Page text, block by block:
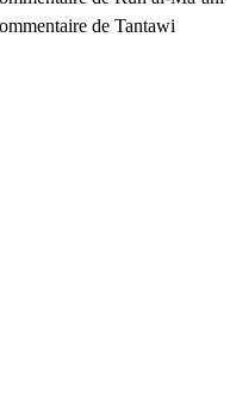
de Tantawi